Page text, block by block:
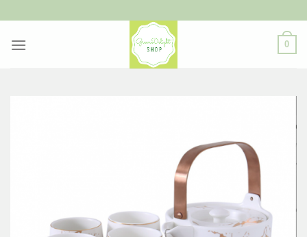
ไป
0